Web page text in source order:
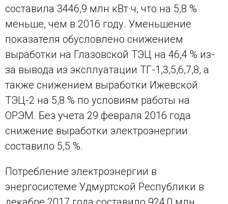
составила 3446,9 млн кВт·ч, что на 5,8 %
меньше, чем в 2016 году. Уменьшение
показателя обусловлено снижением
выработки на Глазовской ТЭЦ на 46,4 % из-
за вывода из эксплуатации ТГ-1,3,5,6,7,8, а
также снижением выработки Ижевской
ТЭЦ-2 на 5,8 % по условиям работы на
ОРЭМ. Без учета 29 февраля 2016 года
снижение выработки электроэнергии
составило 5,5 %.
Потребление электроэнергии в
энергосистеме Удмуртской Республики в